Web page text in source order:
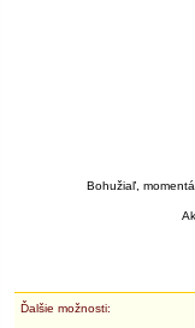
Bohužiaľ,
Ďalšie možnosti: